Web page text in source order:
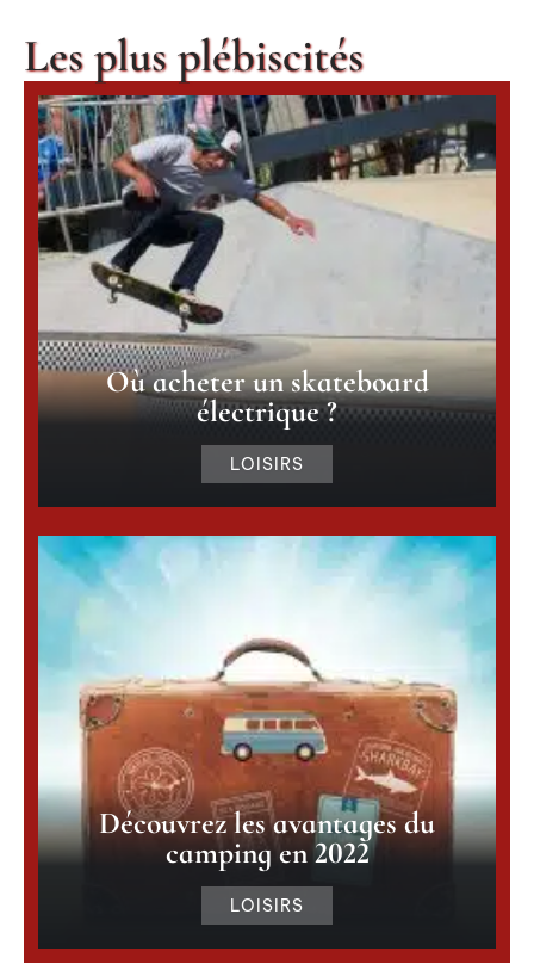
Les plus plébiscités
Où acheter un skateboard
électrique ?
LOISIRS
Découvrez les avantages du
camping en 2022
LOISIRS